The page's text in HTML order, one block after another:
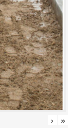
› »